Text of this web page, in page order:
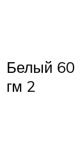
Белый 60
гм 2